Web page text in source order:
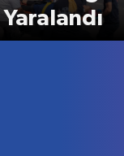
Yaralandı